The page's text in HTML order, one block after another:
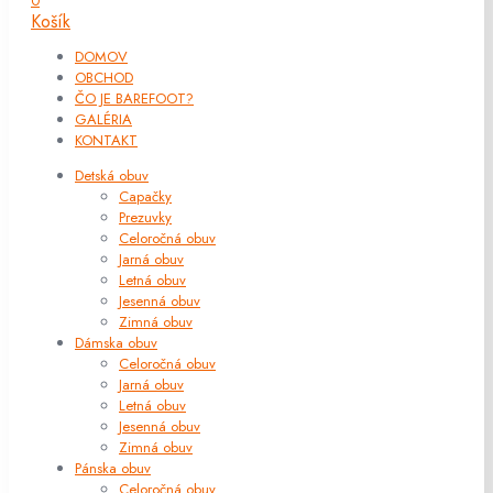
Košík
DOMOV
OBCHOD
ČO JE BAREFOOT?
GALÉRIA
KONTAKT
Detská obuv
Capačky
Prezuvky
Celoročná obuv
Jarná obuv
Letná obuv
Jesenná obuv
Zimná obuv
Dámska obuv
Celoročná obuv
Jarná obuv
Letná obuv
Jesenná obuv
Zimná obuv
Pánska obuv